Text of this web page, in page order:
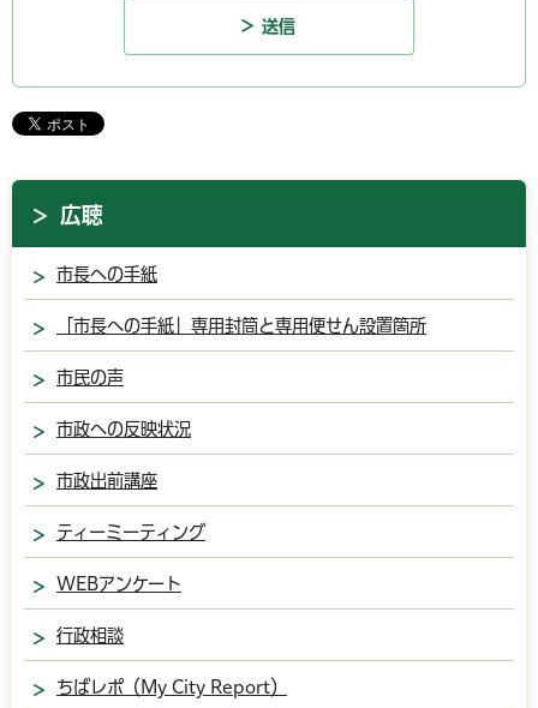
広聴
市長への手紙
「市長への手紙」専用封筒と専用便せん設置箇所
市民の声
市政への反映状況
市政出前講座
ティーミーティング
WEBアンケート
行政相談
ちばレポ（My City Report）